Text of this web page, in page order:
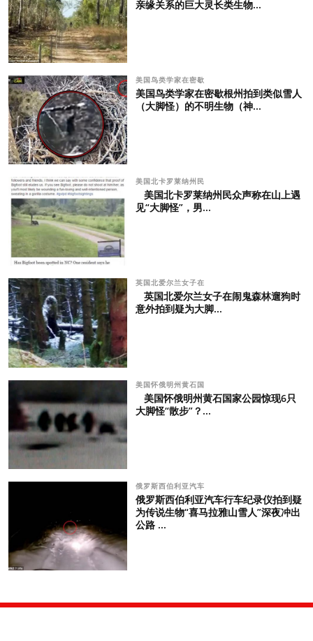
亲缘关系的巨大灵长类生物...
美国鸟类学家在密歇
美国鸟类学家在密歇根州拍到类似雪人
（大脚怪）的不明生物（神...
美国北卡罗莱纳州民
美国北卡罗莱纳州民众声称在山上遇
见“大脚怪”，男...
英国北爱尔兰女子在
英国北爱尔兰女子在闹鬼森林遛狗时
意外拍到疑为大脚...
美国怀俄明州黄石国
美国怀俄明州黄石国家公园惊现6只
大脚怪“散步”？...
俄罗斯西伯利亚汽车
俄罗斯西伯利亚汽车行车纪录仪拍到疑
为传说生物“喜马拉雅山雪人”深夜冲出
公路 ...